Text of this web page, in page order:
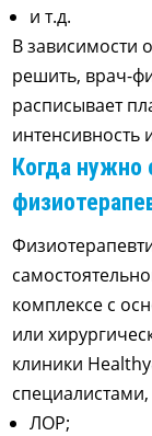
и т.д.
В зависимости
решить, врач-
расписывает
интенсивность
Когда нужно
комплексе с
или
клиники
специалистами,
ЛОР;